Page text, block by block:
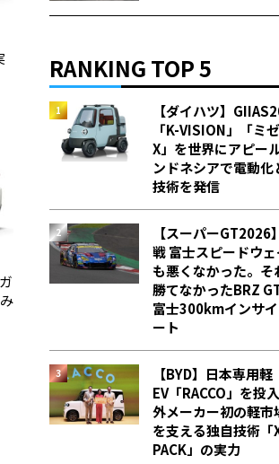
RANKING TOP 5
【ダイハツ】
「K-VISION」「ミ
X」を世界にアピー
ンドネシアで電動化
技術を発信
【スーパーGT2026
戦 富士スピードウ
も悪くなかった。そ
勝てなかった――BRZ
富士300kmインサ
ート
【BYD】日本専用軽
EV「RACCO」を
外メーカー初の軽市
を支える独自技術「
PACK」の実力